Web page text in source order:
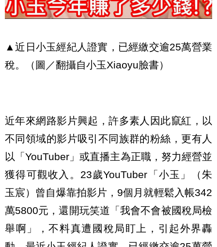
▲近日小玉經紀人證實，已經繳交逾25萬營業
稅。（圖／翻攝自小玉Xiaoyu臉書）
近年來網路影片興起，許多素人因此竄紅，以
不同領域的影片吸引不同族群的粉絲，更有人
以「YouTuber」或直播主為正職，努力經營並
獲得可觀收入。23歲YouTuber「小玉」（朱
玉宸）曾自爆靠拍影片，9個月就輕鬆入帳342
萬5800元，還開玩笑道「我會不會被國稅局檢
舉啊」，不料真遭國稅局盯上，引起外界轟